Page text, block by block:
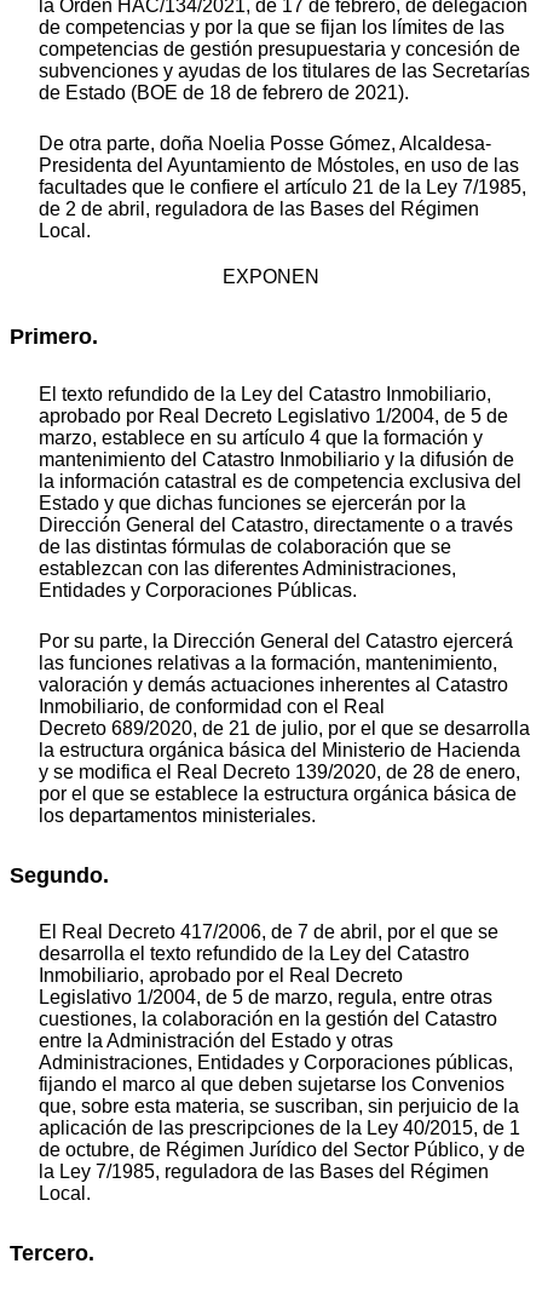
la Orden HAC/134/2021, de 17 de febrero, de delegación
de competencias y por la que se fijan los límites de las
competencias de gestión presupuestaria y concesión de
subvenciones y ayudas de los titulares de las Secretarías
de Estado (BOE de 18 de febrero de 2021).
De otra parte, doña Noelia Posse Gómez, Alcaldesa-
Presidenta del Ayuntamiento de Móstoles, en uso de las
facultades que le confiere el artículo 21 de la Ley 7/1985,
de 2 de abril, reguladora de las Bases del Régimen
Local.
EXPONEN
Primero.
El texto refundido de la Ley del Catastro Inmobiliario,
aprobado por Real Decreto Legislativo 1/2004, de 5 de
marzo, establece en su artículo 4 que la formación y
mantenimiento del Catastro Inmobiliario y la difusión de
la información catastral es de competencia exclusiva del
Estado y que dichas funciones se ejercerán por la
Dirección General del Catastro, directamente o a través
de las distintas fórmulas de colaboración que se
establezcan con las diferentes Administraciones,
Entidades y Corporaciones Públicas.
Por su parte, la Dirección General del Catastro ejercerá
las funciones relativas a la formación, mantenimiento,
valoración y demás actuaciones inherentes al Catastro
Inmobiliario, de conformidad con el Real
Decreto 689/2020, de 21 de julio, por el que se desarrolla
la estructura orgánica básica del Ministerio de Hacienda
y se modifica el Real Decreto 139/2020, de 28 de enero,
por el que se establece la estructura orgánica básica de
los departamentos ministeriales.
Segundo.
El Real Decreto 417/2006, de 7 de abril, por el que se
desarrolla el texto refundido de la Ley del Catastro
Inmobiliario, aprobado por el Real Decreto
Legislativo 1/2004, de 5 de marzo, regula, entre otras
cuestiones, la colaboración en la gestión del Catastro
entre la Administración del Estado y otras
Administraciones, Entidades y Corporaciones públicas,
fijando el marco al que deben sujetarse los Convenios
que, sobre esta materia, se suscriban, sin perjuicio de la
aplicación de las prescripciones de la Ley 40/2015, de 1
de octubre, de Régimen Jurídico del Sector Público, y de
la Ley 7/1985, reguladora de las Bases del Régimen
Local.
Tercero.